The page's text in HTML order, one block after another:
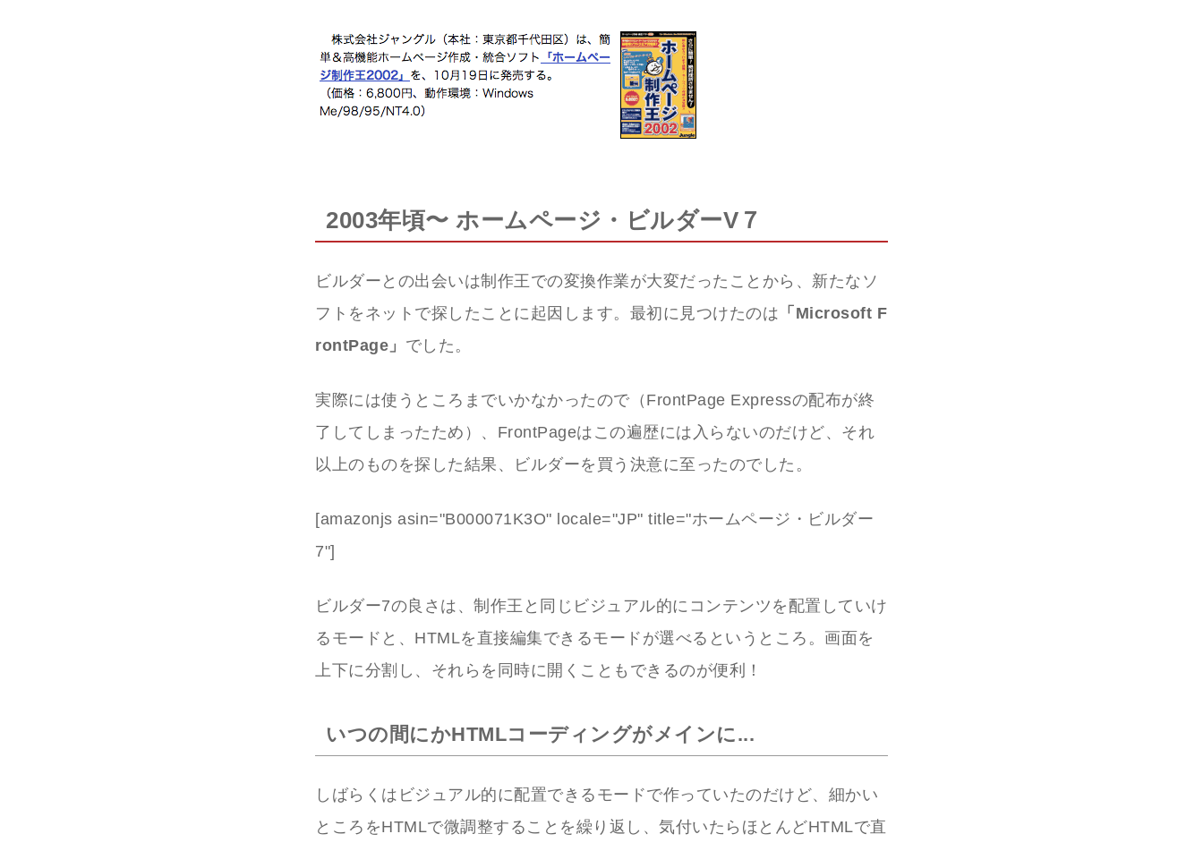
2003年頃〜 ホームページ・ビルダーV７
ビルダーとの出会いは制作王での変換作業が大変だったことから、新たなソ
フトをネットで探したことに起因します。最初に見つけたのは 「Microsoft F
rontPage」 でした。
実際には使うところまでいかなかったので（FrontPage Expressの配布が終
了してしまったため）、FrontPageはこの遍歴には入らないのだけど、それ
以上のものを探した結果、ビルダーを買う決意に至ったのでした。
[amazonjs asin="B000071K3O" locale="JP" title="ホームページ・ビルダー
7"]
ビルダー7の良さは、制作王と同じビジュアル的にコンテンツを配置していけ
るモードと、HTMLを直接編集できるモードが選べるというところ。画面を
上下に分割し、それらを同時に開くこともできるのが便利！
いつの間にかHTMLコーディングがメインに...
しばらくはビジュアル的に配置できるモードで作っていたのだけど、細かい
ところをHTMLで微調整することを繰り返し、気付いたらほとんどHTMLで直